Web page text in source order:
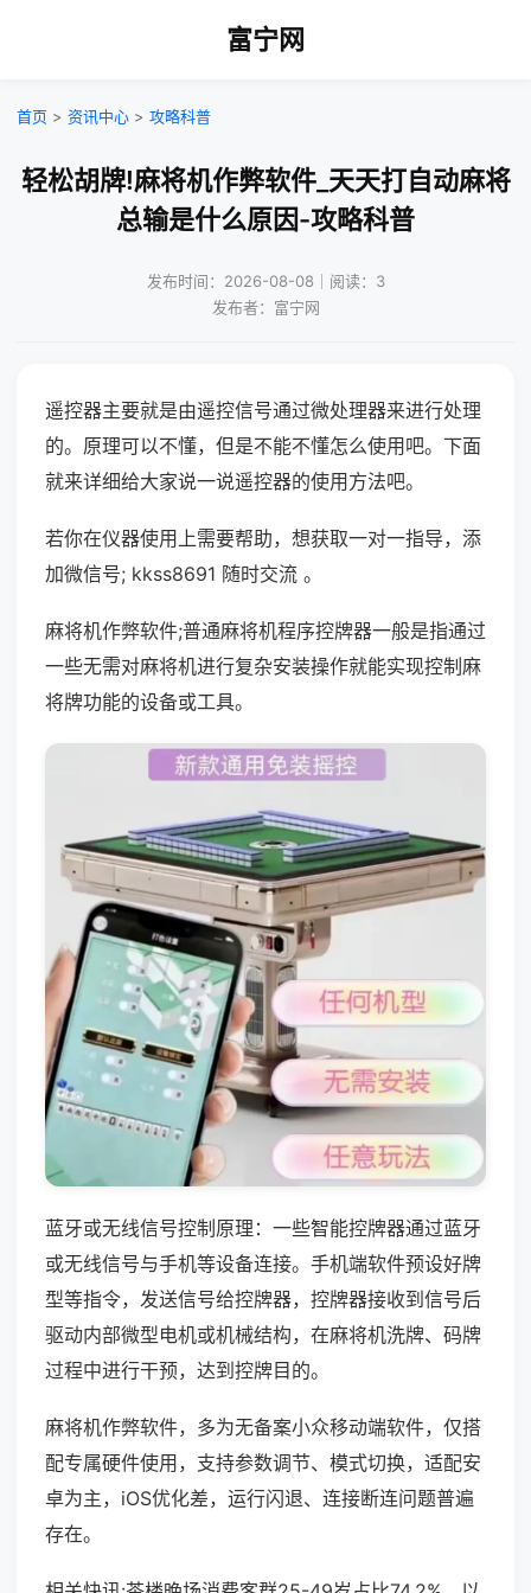
富宁网
首页 > 资讯中心 > 攻略科普
轻松胡牌!麻将机作弊软件_天天打自动麻将
总输是什么原因-攻略科普
发布时间：2026-08-08｜阅读：3
发布者：富宁网
遥控器主要就是由遥控信号通过微处理器来进行处理
的。原理可以不懂，但是不能不懂怎么使用吧。下面
就来详细给大家说一说遥控器的使用方法吧。
若你在仪器使用上需要帮助，想获取一对一指导，添
加微信号; kkss8691 随时交流 。
麻将机作弊软件;普通麻将机程序控牌器一般是指通过
一些无需对麻将机进行复杂安装操作就能实现控制麻
将牌功能的设备或工具。
蓝牙或无线信号控制原理：一些智能控牌器通过蓝牙
或无线信号与手机等设备连接。手机端软件预设好牌
型等指令，发送信号给控牌器，控牌器接收到信号后
驱动内部微型电机或机械结构，在麻将机洗牌、码牌
过程中进行干预，达到控牌目的。
麻将机作弊软件，多为无备案小众移动端软件，仅搭
配专属硬件使用，支持参数调节、模式切换，适配安
卓为主，iOS优化差，运行闪退、连接断连问题普遍
存在。